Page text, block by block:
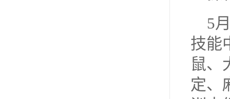
5
技能
鼠、
定、